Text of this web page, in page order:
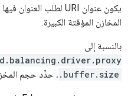
المخازن المؤقتة الكبيرة.
بالنسبة إلى
.buffer.size ، حدِّد حجم